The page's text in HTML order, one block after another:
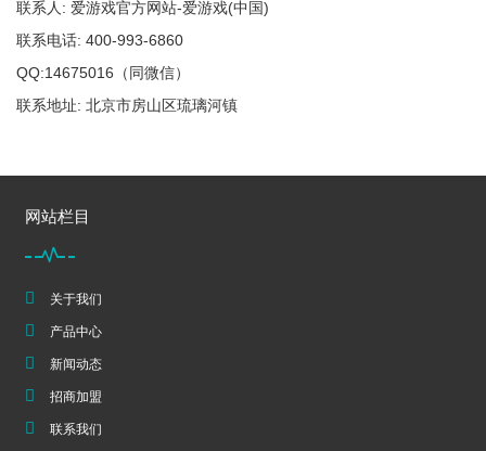
联系人: 爱游戏官方网站-爱游戏(中国)
联系电话: 400-993-6860
QQ:14675016（同微信）
联系地址: 北京市房山区琉璃河镇
网站栏目
关于我们
产品中心
新闻动态
招商加盟
联系我们